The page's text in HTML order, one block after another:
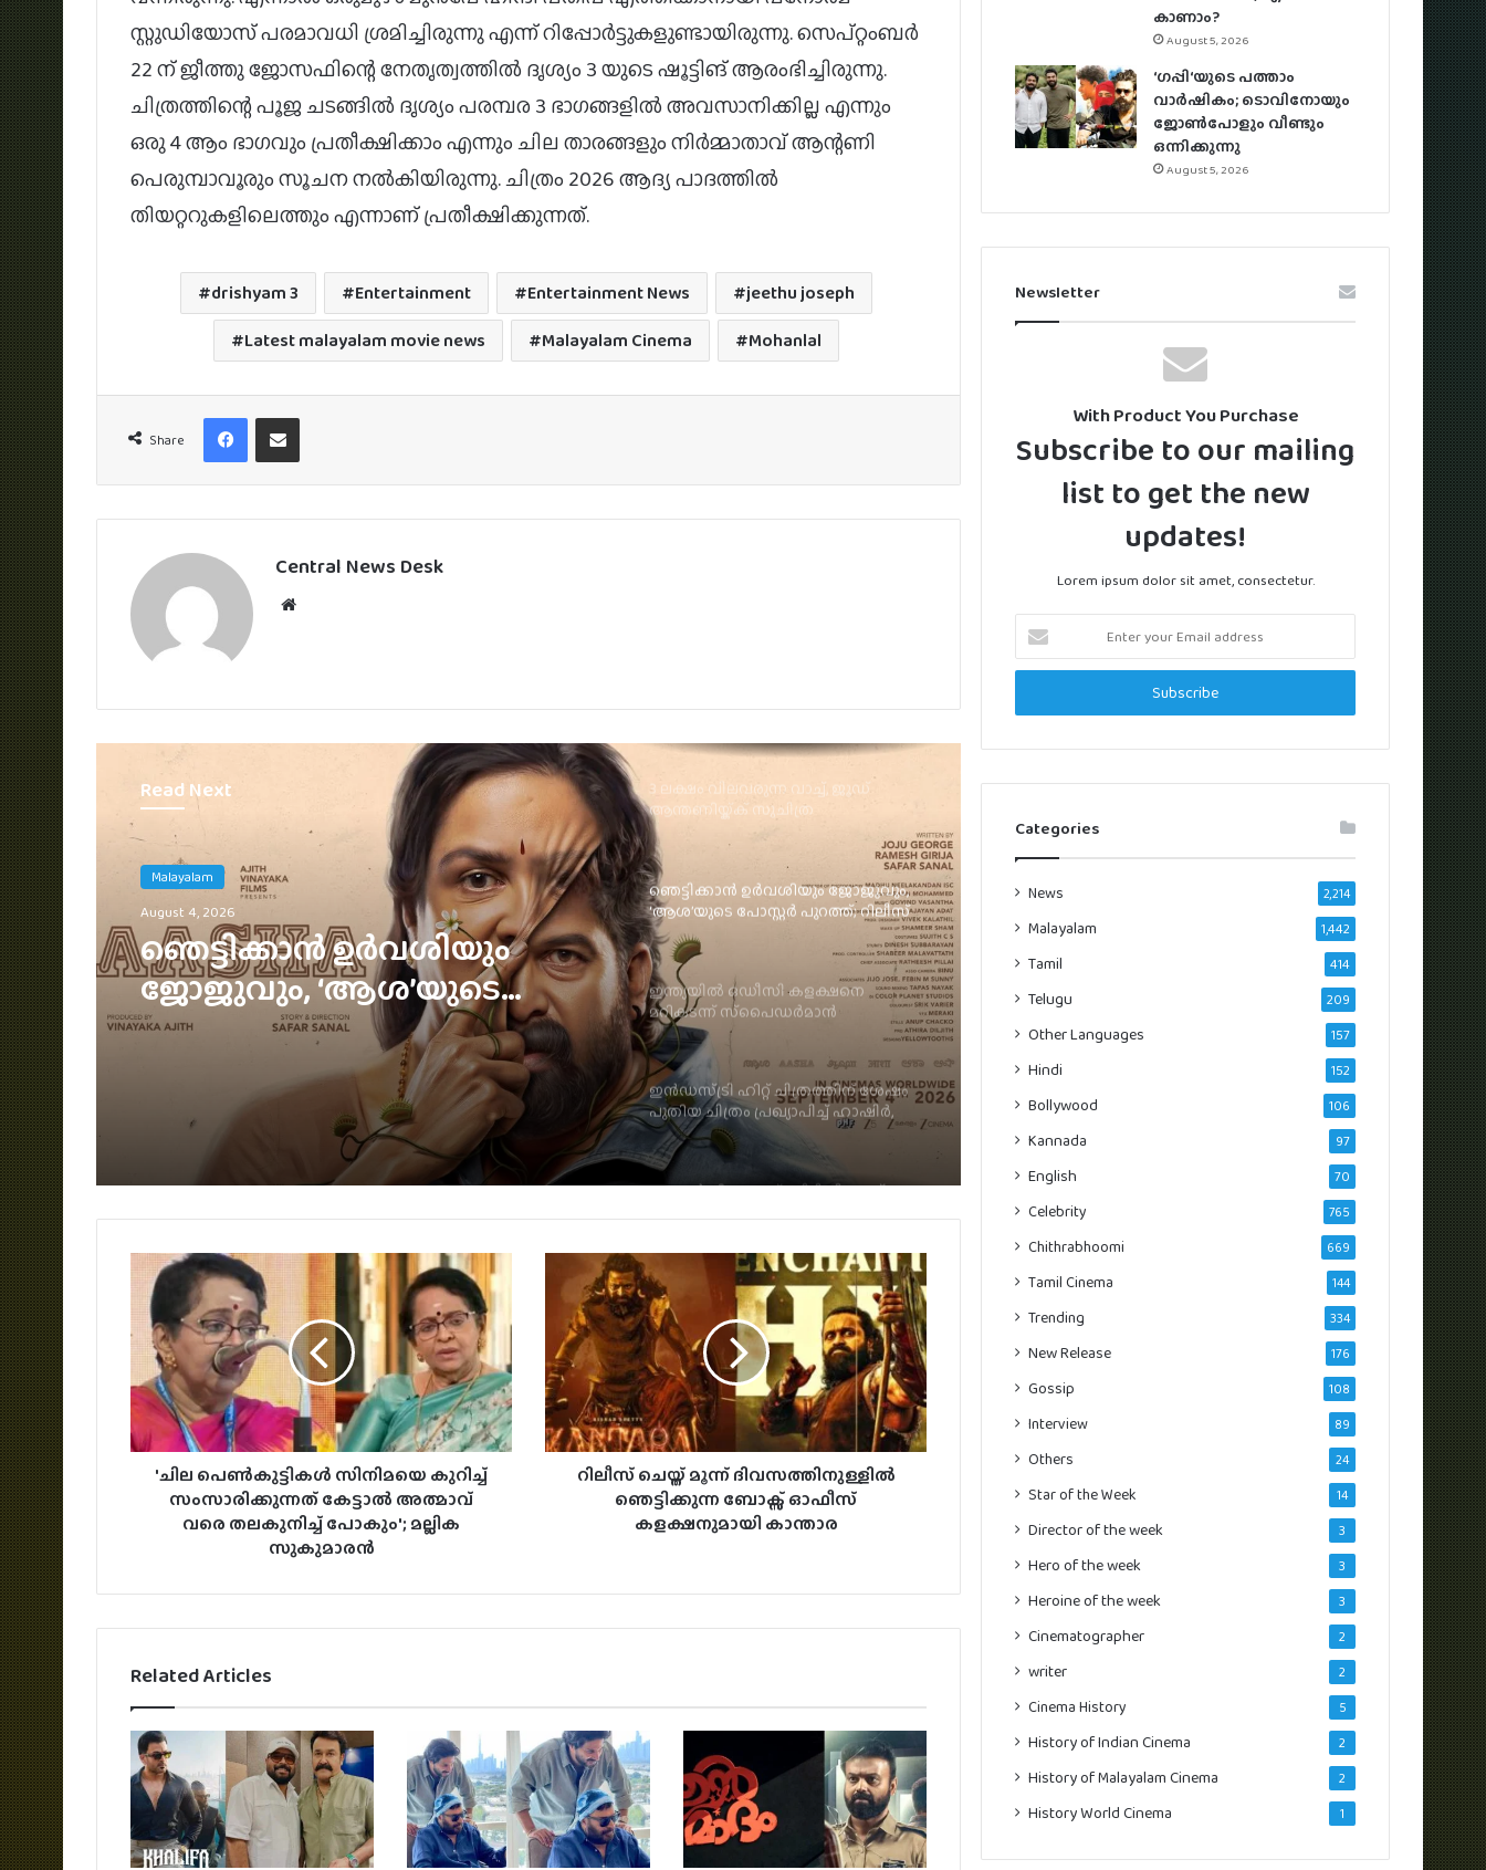
സ്റ്റുഡിയോസ് പരമാവധി ശ്രമിച്ചിരുന്നു എന്ന് റിപ്പോർട്ടുകളുണ്ടായിരുന്നു. സെപ്റ്റംബർ
22 ന് ജീത്തു ജോസഫിന്റെ നേതൃത്വത്തിൽ ദൃശ്യം 3 യുടെ ഷൂട്ടിങ് ആരംഭിച്ചിരുന്നു.
ചിത്രത്തിന്റെ പൂജ ചടങ്ങിൽ ദൃശ്യം പരമ്പര 3 ഭാഗങ്ങളിൽ അവസാനിക്കില്ല എന്നും
ഒരു 4 ആം ഭാഗവും പ്രതീക്ഷിക്കാം എന്നും ചില താരങ്ങളും നിർമ്മാതാവ് ആന്റണി
പെരുമ്പാവൂരും സൂചന നൽകിയിരുന്നു. ചിത്രം 2026 ആദ്യ പാദത്തിൽ
തിയറ്ററുകളിലെത്തും എന്നാണ് പ്രതീക്ഷിക്കുന്നത്.
drishyam 3 Entertainment Entertainment News
jeethu joseph
Latest malayalam movie news
Malayalam Cinema Mohanlal
Share
FacebookShare via Email
Central News Desk
Read Next
English
August 2, 2026
ഇന്ത്യയിൽ ഒഡീസി കളക്ഷനെ
മറികടന്ന് സ്‌പൈഡർമാൻ
ജര്‍മനിയിലെ ഇന്ത്യന്‍ ഫിലിം
യു/എ സർട്ടിഫിക്കറ്റുമായി
വിസ്മയയുടെ ‘തുടക്കം’; റിലീസ് ഓഗസ്റ്റ്
7-ന്!
കുഞ്ചാക്കോ ബോബന്‍ – ലിജോമോള്‍
ആന്തണിയ്ക്ക് സുചിത്ര
ഞെട്ടിക്കാൻ ഉർവശിയും ജോജുവും,
‘ആശ’യുടെ പോസ്റ്റർ പുറത്ത്; റിലീസ്
സെപ്റ്റംബർ 4-ന്
ഇന്ത്യയിൽ ഒഡീസി കളക്ഷനെ
മറികടന്ന് സ്‌പൈഡർമാൻ
ഇൻഡസ്ട്രി ഹിറ്റ് ചിത്രത്തിന് ശേഷം
പുതിയ ചിത്രം പ്രഖ്യാപിച്ച് ഹാഷിർ,
ടൈറ്റിൽ പുറത്ത്
ബാലന്‍: ദി ബോയ് ഒടിടിയിലേക്ക്
ജര്‍മനിയിലെ ഇന്ത്യന്‍ ഫിലിം
ഫെസ്റ്റിവലില്‍ പുരസ്‌കാരനേട്ടവുമായി
യു/എ സർട്ടിഫിക്കറ്റുമായി
വിസ്മയയുടെ ‘തുടക്കം’; റിലീസ് ഓഗസ്റ്റ്
7-ന്!
പതിനാറ് വര്‍ഷങ്ങള്‍ക്കു ശേഷം,
ലിജോ-ഇന്ദ്രജിത്ത് ചിത്രം
‘നായകന്‍’തീയേറ്ററുകളിലേക്ക്
കുഞ്ചാക്കോ ബോബന്‍ – ലിജോമോള്‍
ചിത്രം; ‘ഉന്മാദം’ ഇന്ന് തിയറ്ററുകളില്‍
ശര്‍മ്മ മലയാളത്തിലേക്ക്
മോഹൻലാലിൻറെ സ്നേഹ സമ്മാനം
ഞെട്ടിക്കാൻ ഉർവശിയും ജോജുവും,
‘ആശ’യുടെ പോസ്റ്റർ പുറത്ത്; റിലീസ്
സെപ്റ്റംബർ 4-ന്
'ചില പെണ്‍കുട്ടികൾ സിനിമയെ കുറിച്ച്
സംസാരിക്കുന്നത് കേട്ടാല്‍ അത്മാവ്
വരെ തലകുനിച്ച് പോകും'; മല്ലിക
സുകുമാരൻ
റിലീസ് ചെയ്ത് മൂന്ന് ദിവസത്തിനുള്ളിൽ
ഞെട്ടിക്കുന്ന ബോക്സ് ഓഫീസ്
കളക്ഷനുമായി കാന്താര
Related Articles
കാണാം?
August 5, 2026
‘ഗപ്പി‘യുടെ പത്താം
വാർഷികം; ടൊവിനോയും
ജോൺപോളും വീണ്ടും
ഒന്നിക്കുന്നു
August 5, 2026
Newsletter
With Product You Purchase
Subscribe to our mailing
list to get the new
updates!
Lorem ipsum dolor sit amet, consectetur.
Enter
your
Email
Categories
News 2,214
Malayalam 1,442
Tamil 414
Telugu 209
Other Languages 157
Hindi 152
Bollywood 106
Kannada 97
English 70
Celebrity 765
Chithrabhoomi 669
Tamil Cinema 144
Trending 334
New Release 176
Gossip 108
Interview 89
Others 24
Star of the Week 14
Director of the week 3
Hero of the week 3
Heroine of the week 3
Cinematographer 2
writer 2
Cinema History 5
History of Indian Cinema 2
History of Malayalam Cinema 2
History World Cinema 1